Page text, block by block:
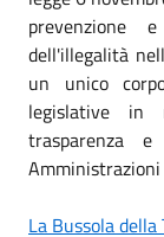
prevenzione
dell'illegalità
un unico
legislative in
trasparenza
La Bussola